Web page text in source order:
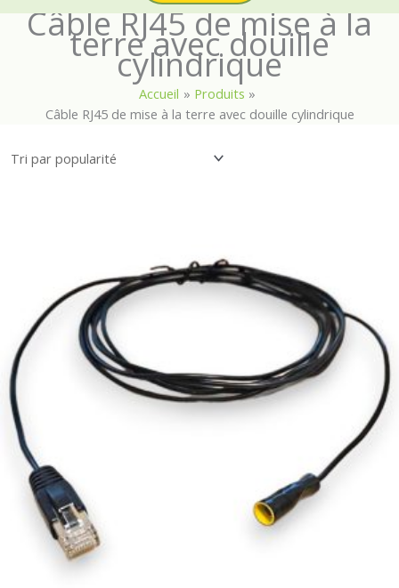
Câble RJ45 de mise à la
terre avec douille
cylindrique
Accueil
Produits
Câble RJ45 de mise à la terre avec douille cylindrique